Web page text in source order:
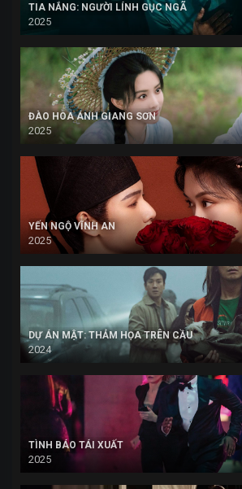
TIA NẮNG: NGƯỜI LÍNH GỤC NGÃ
2025
ĐÀO HOA ÁNH GIANG SƠN
2025
YẾN NGỘ VĨNH AN
2025
DỰ ÁN MẬT: THẢM HỌA TRÊN CẦU
2024
TÌNH BÁO TÁI XUẤT
2025